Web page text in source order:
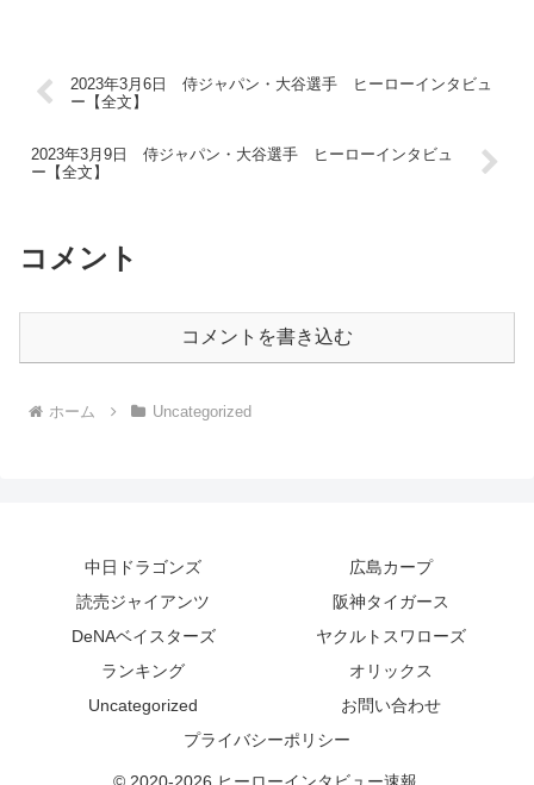
2023年3月6日 侍ジャパン・大谷選手 ヒーローインタビュ
ー【全文】
2023年3月9日 侍ジャパン・大谷選手 ヒーローインタビュ
ー【全文】
コメント
コメントを書き込む
ホーム Uncategorized
中日ドラゴンズ
広島カープ
読売ジャイアンツ
阪神タイガース
DeNAベイスターズ
ヤクルトスワローズ
ランキング
オリックス
Uncategorized
お問い合わせ
プライバシーポリシー